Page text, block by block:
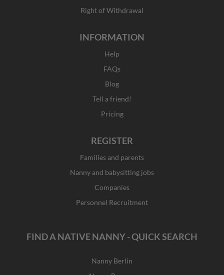
Right of Withdrawal
INFORMATION
Help
FAQs
Blog
Tell a friend!
Pricing
REGISTER
Families and parents
Nanny and babysitting jobs
Companies
Personnel Recruitment
FIND A NATIVE NANNY - QUICK SEARCH
Nanny Berlin